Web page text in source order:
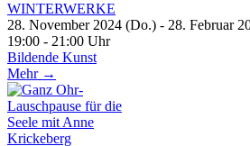
WINTERWERKE
28. November 2024 (Do.) - 28. Februar
19:00 - 21:00 Uhr
Bildende Kunst
Mehr →